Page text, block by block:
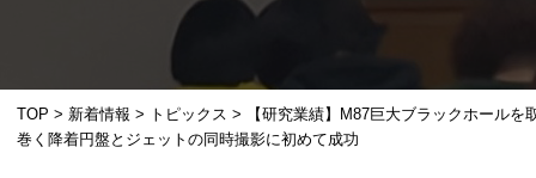
TOP > 新着情報 > トピックス >
【研究業績】M87巨大ブラックホールを
巻く降着円盤とジェットの同時撮影に初めて成功